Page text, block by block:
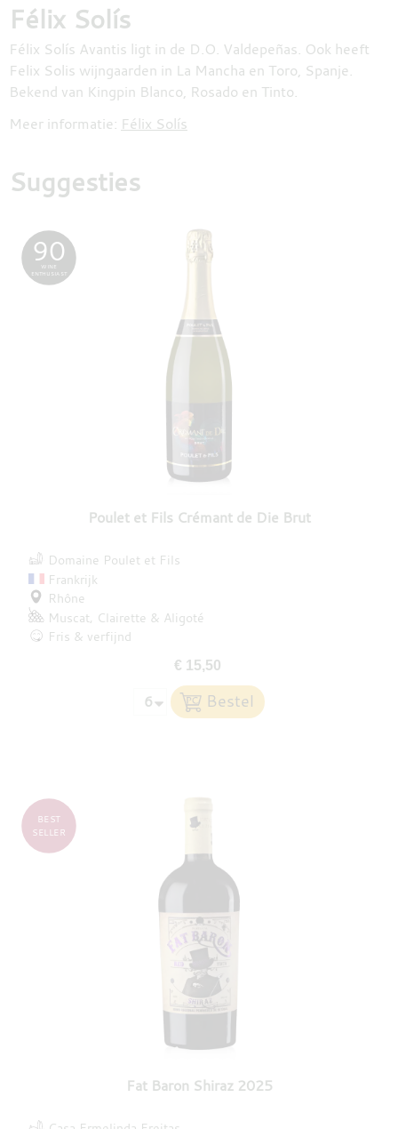
Félix Solís
Félix Solís Avantis ligt in de D.O. Valdepeñas. Ook heeft
Felix Solis wijngaarden in La Mancha en Toro, Spanje.
Bekend van Kingpin Blanco, Rosado en Tinto.
Meer informatie: Félix Solís
Suggesties
Poulet et Fils Crémant de Die Brut
90
WINE
ENTHUSIAST
Domaine Poulet et Fils
Frankrijk
Rhône
Muscat Clairette
Aligoté
Fris & verfijnd
€ 15,50
Fat Baron Shiraz 2025
BEST
SELLER